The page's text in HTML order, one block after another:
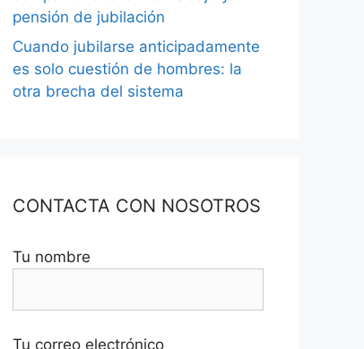
pensión de jubilación
Cuando jubilarse anticipadamente
es solo cuestión de hombres: la
otra brecha del sistema
CONTACTA CON NOSOTROS
Tu nombre
Tu correo electrónico